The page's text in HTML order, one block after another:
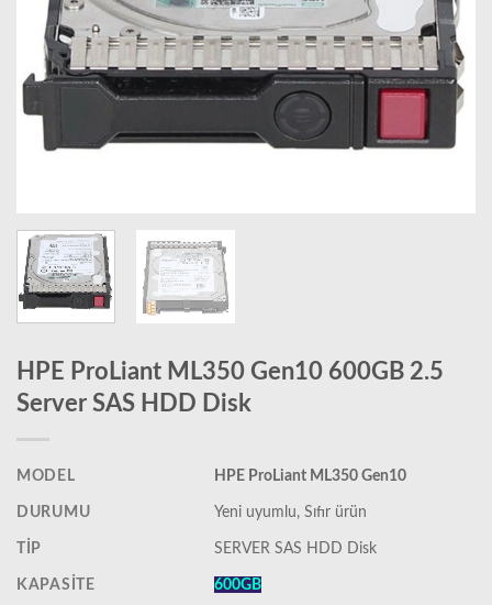
HPE ProLiant ML350 Gen10 600GB 2.5
Server SAS HDD Disk
MODEL HPE ProLiant ML350 Gen10
DURUMU ‎Yeni uyumlu, Sıfır ürün
TIP SERVER SAS HDD Disk
KAPASITE 600GB